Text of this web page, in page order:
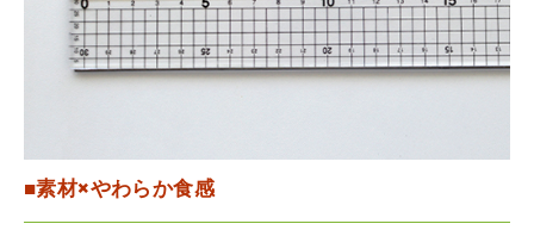
■素材×やわらか食感